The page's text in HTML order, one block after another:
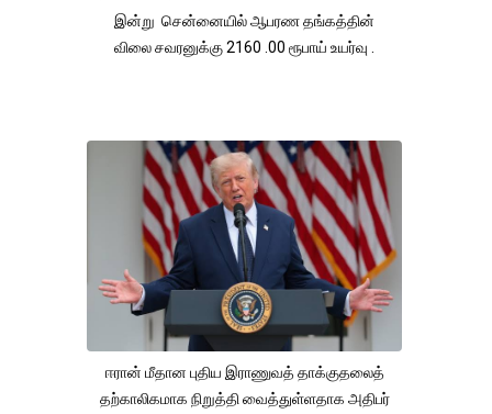
இன்று சென்னையில் ஆபரண தங்கத்தின்
விலை சவரனுக்கு 2160 .00 ரூபாய் உயர்வு .
ஈரான் மீதான புதிய இராணுவத் தாக்குதலைத்
தற்காலிகமாக நிறுத்தி வைத்துள்ளதாக அதிபர்